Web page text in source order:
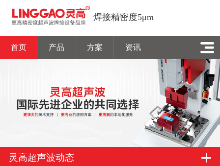
焊接精密度5μm
首页 产品 方案 资讯
灵高超声波动态